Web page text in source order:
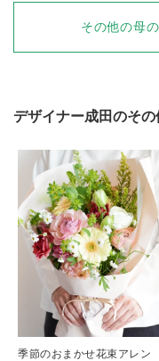
その他の母
デザイナー成田のそ
季節のおまかせ花束アレン